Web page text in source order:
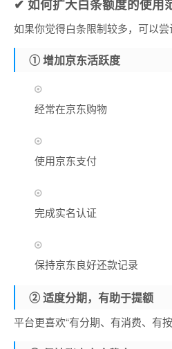
✔ 如何扩大白条额度的使用
如果你觉得白条限制较多，可以尝
① 增加京东活跃度
经常在京东购物
使用京东支付
完成实名认证
保持京东良好还款记录
② 适度分期，有助于提额
平台更喜欢“有分期、有消费、有按